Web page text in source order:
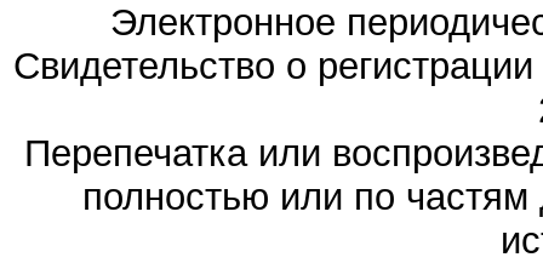
Электронное
Свидетельство о
Перепечатка или
полностью или по частям